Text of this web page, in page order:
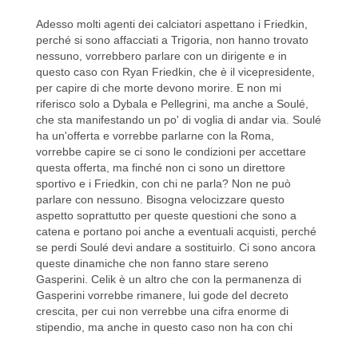
Adesso molti agenti dei calciatori aspettano i Friedkin,
perché si sono affacciati a Trigoria, non hanno trovato
nessuno, vorrebbero parlare con un dirigente e in
questo caso con Ryan Friedkin, che è il vicepresidente,
per capire di che morte devono morire. E non mi
riferisco solo a Dybala e Pellegrini, ma anche a Soulé,
che sta manifestando un po' di voglia di andar via. Soulé
ha un'offerta e vorrebbe parlarne con la Roma,
vorrebbe capire se ci sono le condizioni per accettare
questa offerta, ma finché non ci sono un direttore
sportivo e i Friedkin, con chi ne parla? Non ne può
parlare con nessuno. Bisogna velocizzare questo
aspetto soprattutto per queste questioni che sono a
catena e portano poi anche a eventuali acquisti, perché
se perdi Soulé devi andare a sostituirlo. Ci sono ancora
queste dinamiche che non fanno stare sereno
Gasperini. Celik è un altro che con la permanenza di
Gasperini vorrebbe rimanere, lui gode del decreto
crescita, per cui non verrebbe una cifra enorme di
stipendio, ma anche in questo caso non ha con chi